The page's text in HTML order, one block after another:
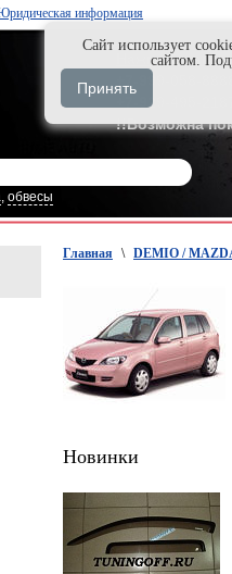
информация
Нажми и
+7-929-495-
!!Возможна
, обвесы
Главная \ DEMIO /
Новинки
Cайт использует
сайтом.
Принять